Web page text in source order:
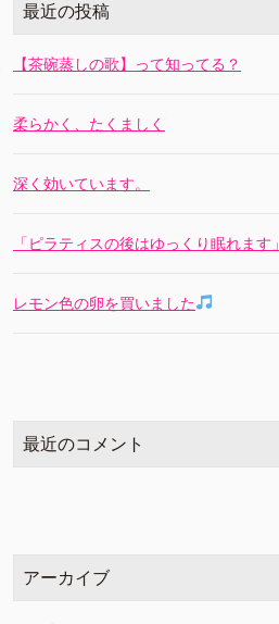
最近の投稿
【茶碗蒸しの歌】って知ってる？
柔らかく、たくましく
深く効いています。
「ピラティスの後はゆっくり眠れます」
レモン色の卵を買いました
最近のコメント
アーカイブ